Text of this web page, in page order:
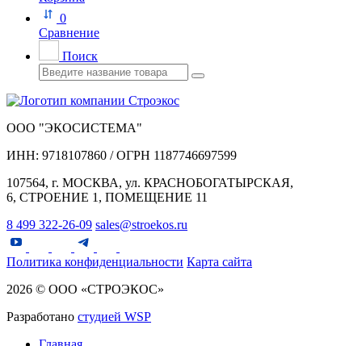
0
Сравнение
Поиск
ООО "ЭКОСИСТЕМА"
ИНН: 9718107860 / ОГРН 1187746697599
107564, г. МОСКВА, ул. КРАСНОБОГАТЫРСКАЯ,
6, СТРОЕНИЕ 1, ПОМЕЩЕНИЕ 11
8 499 322-26-09 sales@stroekos.ru
Политика конфиденциальности Карта сайта
2026 © ООО «СТРОЭКОС»
Разработано студией WSP